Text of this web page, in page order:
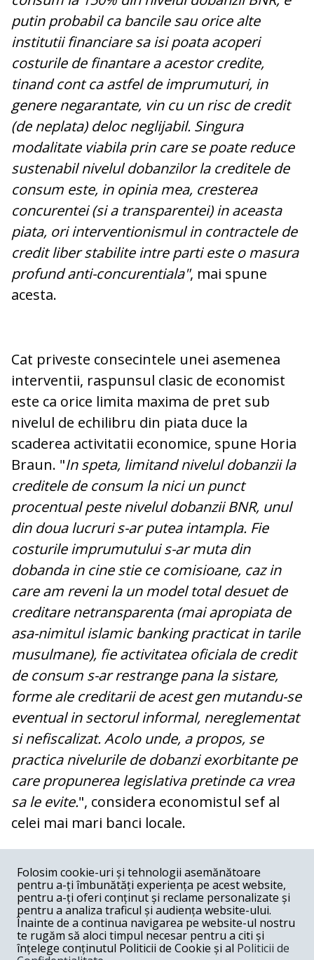
putin probabil ca bancile sau orice alte
institutii financiare sa isi poata acoperi
costurile de finantare a acestor credite,
tinand cont ca astfel de imprumuturi, in
genere negarantate, vin cu un risc de credit
(de neplata) deloc neglijabil. Singura
modalitate viabila prin care se poate reduce
sustenabil nivelul dobanzilor la creditele de
consum este, in opinia mea, cresterea
concurentei (si a transparentei) in aceasta
piata, ori interventionismul in contractele de
credit liber stabilite intre parti este o masura
profund anti-concurentiala", mai spune
acesta.
Cat priveste consecintele unei asemenea
interventii, raspunsul clasic de economist
este ca orice limita maxima de pret sub
nivelul de echilibru din piata duce la
scaderea activitatii economice, spune Horia
Braun. "In speta, limitand nivelul dobanzii la
creditele de consum la nici un punct
procentual peste nivelul dobanzii BNR, unul
din doua lucruri s-ar putea intampla. Fie
costurile imprumutului s-ar muta din
dobanda in cine stie ce comisioane, caz in
care am reveni la un model total desuet de
creditare netransparenta (mai apropiata de
asa-nimitul islamic banking practicat in tarile
musulmane), fie activitatea oficiala de credit
de consum s-ar restrange pana la sistare,
forme ale creditarii de acest gen mutandu-se
eventual in sectorul informal, nereglementat
si nefiscalizat. Acolo unde, a propos, se
practica nivelurile de dobanzi exorbitante pe
care propunerea legislativa pretinde ca vrea
sa le evite.", considera economistul sef al
celei mai mari banci locale.
COMENTARII
Nume
Email
Folosim cookie-uri și tehnologii asemănătoare
pentru a-ți îmbunătăți experiența pe acest website,
pentru a-ți oferi conținut și reclame personalizate și
pentru a analiza traficul și audiența website-ului.
Înainte de a continua navigarea pe website-ul nostru
te rugăm să aloci timpul necesar pentru a citi și
înțelege conținutul Politicii de Cookie și al Politicii de